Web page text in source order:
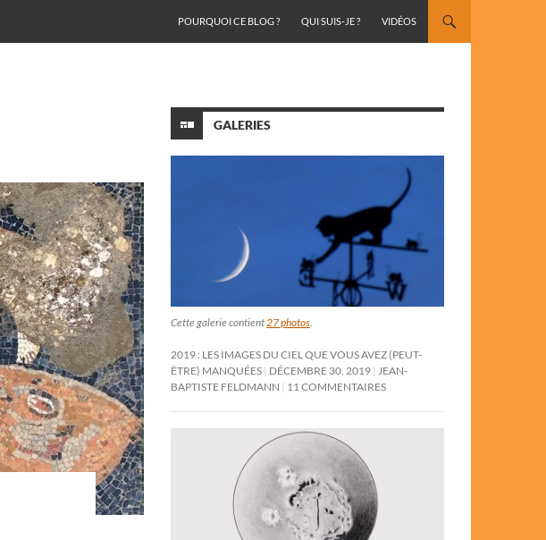
POURQUOI CE BLOG ?
QUI SUIS-JE ? VIDÉOS
GALERIES
Cette galerie contient27 photos.
2019 : LES IMAGES DU CIEL QUE VOUS AVEZ (PEUT-
ÊTRE) MANQUÉES DÉCEMBRE 30, 2019 JEAN-
BAPTISTE FELDMANN
11 COMMENTAIRES